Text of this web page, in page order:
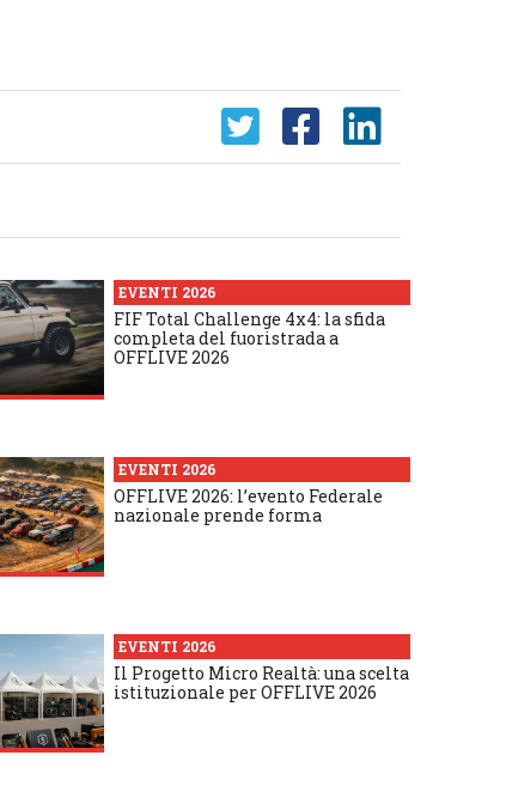
EVENTI 2026
FIF Total Challenge 4x4: la sfida
completa del fuoristrada a
OFFLIVE 2026
EVENTI 2026
OFFLIVE 2026: l’evento Federale
nazionale prende forma
EVENTI 2026
Il Progetto Micro Realtà: una scelta
istituzionale per OFFLIVE 2026